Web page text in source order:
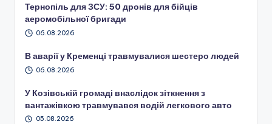
Тернопіль для ЗСУ: 50 дронів для бійців
аеромобільної бригади
06.08.2026
В аварії у Кременці травмувалися шестеро людей
06.08.2026
У Козівській громаді внаслідок зіткнення з
вантажівкою травмувався водій легкового авто
05.08.2026